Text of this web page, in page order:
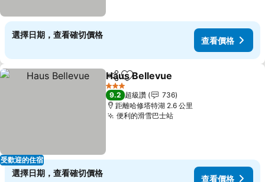
選擇日期，查看確切價格
查看價格
受歡迎的住宿
分享 加入我的最愛
Haus Bellevue
3 星級
9.2 超級讚
736
距離哈修塔特湖 2.6 公里
便利的滑雪巴士站
選擇日期，查看確切價格
查看價格